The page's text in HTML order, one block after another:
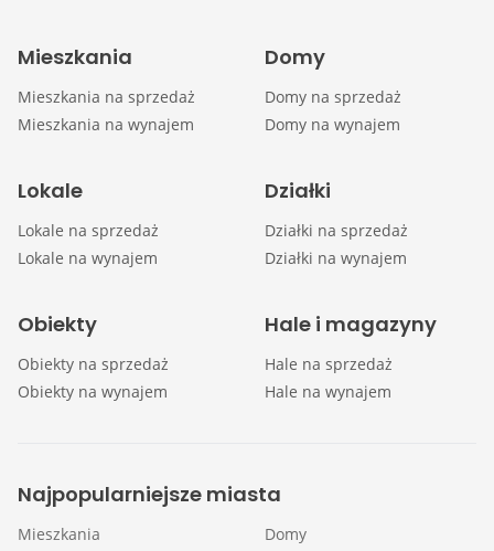
Mieszkania
Mieszkania na sprzedaż
Mieszkania na wynajem
Domy
Domy na sprzedaż
Domy na wynajem
Lokale
Lokale na sprzedaż
Lokale na wynajem
Działki
Działki na sprzedaż
Działki na wynajem
Obiekty
Obiekty na sprzedaż
Obiekty na wynajem
Hale i magazyny
Hale na sprzedaż
Hale na wynajem
Najpopularniejsze miasta
Mieszkania
Domy